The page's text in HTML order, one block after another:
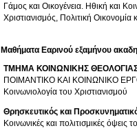
Γάμος και Οικογένεια. Ηθική και
Χριστιανισμός, Πολιτική Οικονομία
Μαθήματα Εαρινού εξαμήνου
ΤΜΗΜΑ ΚΟΙΝΩΝΙΚΗΣ ΘΕΟΛΟΓΙΑΣ
ΠΟΙΜΑΝΤΙΚΟ ΚΑΙ ΚΟΙΝΩΝΙΚΟ
Κοινωνιολογία του Χριστιανισμού
Θρησκευτικός και
Κοινωνικές και πολιτισμικές